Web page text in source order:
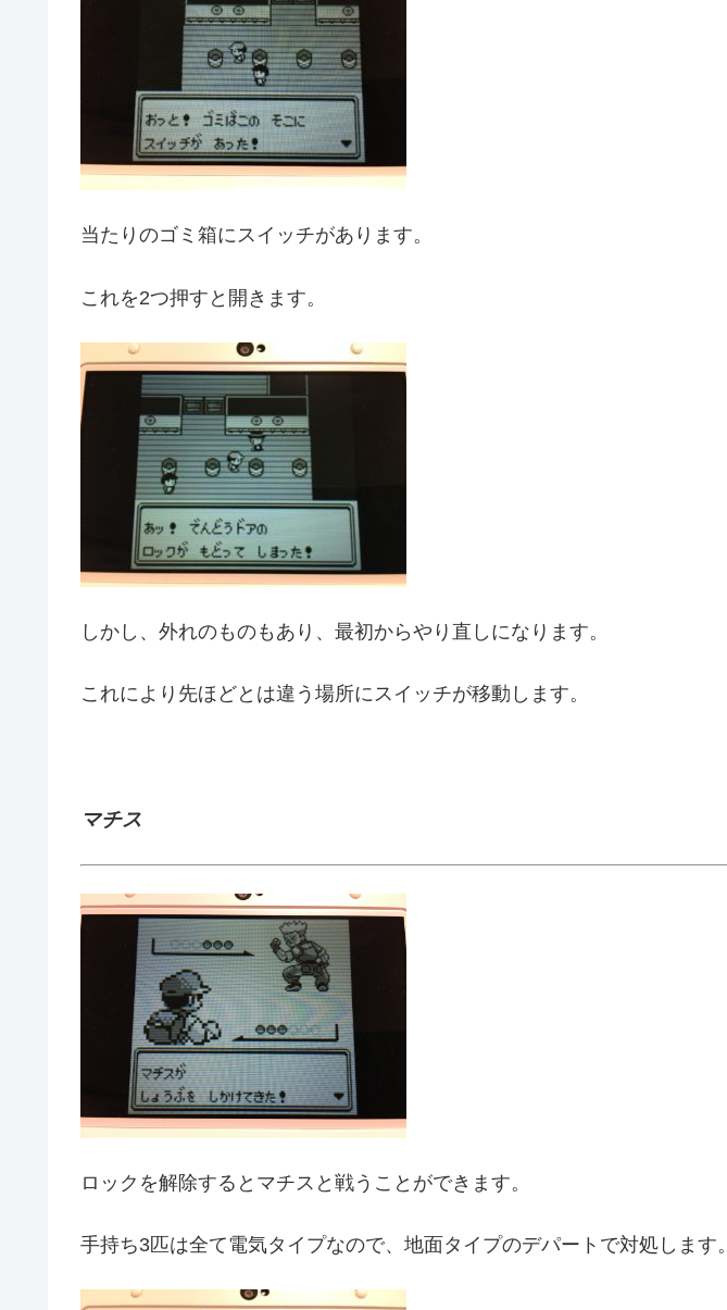
当たりのゴミ箱にスイッチがあります。
これを2つ押すと開きます。
しかし、外れのものもあり、最初からやり直しになります。
これにより先ほどとは違う場所にスイッチが移動します。
マチス
ロックを解除するとマチスと戦うことができます。
手持ち3匹は全て電気タイプなので、地面タイプのデパートで対処します。